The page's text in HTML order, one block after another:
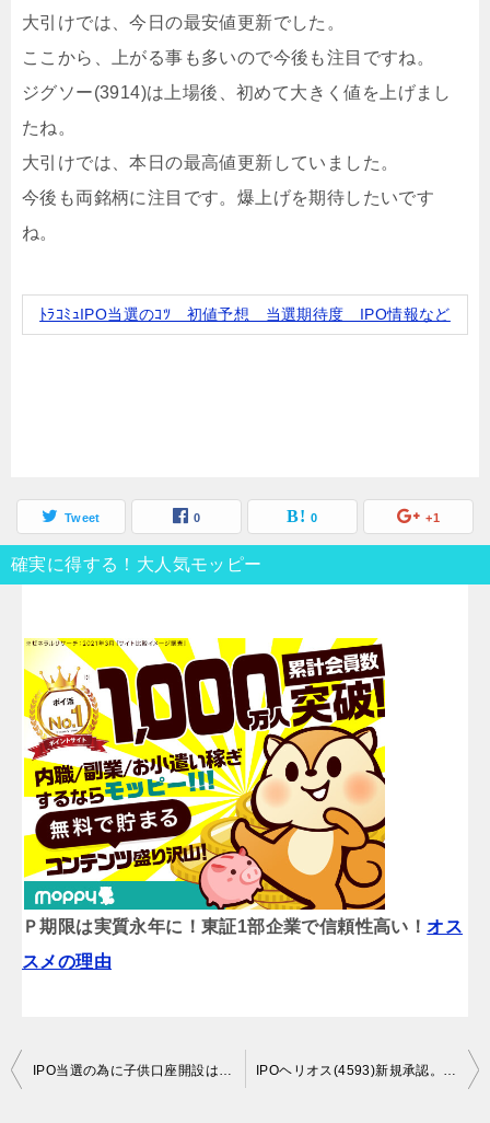
大引けでは、今日の最安値更新でした。
ここから、上がる事も多いので今後も注目ですね。
ジグソー(3914)は上場後、初めて大きく値を上げまし
たね。
大引けでは、本日の最高値更新していました。
今後も両銘柄に注目です。爆上げを期待したいです
ね。
ﾄﾗｺﾐｭIPO当選のｺﾂ 初値予想 当選期待度 IPO情報など
Tweet 0 0 +1
確実に得する！大人気モッピー
Ｐ期限は実質永年に！東証1部企業で信頼性高い！オス
スメの理由
投
IPO当選の為に子供口座開設は有効手段です。しかし、将来に投資教育必須ですね。 IPOヘリオス(4593)新規承認。初値予想は、「公募価格チョイ上」かな。